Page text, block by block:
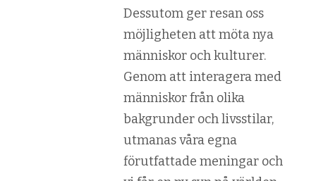
Dessutom ger resan oss
möjligheten att möta nya
människor och kulturer.
Genom att interagera med
människor från olika
bakgrunder och livsstilar,
utmanas våra egna
förutfattade meningar och